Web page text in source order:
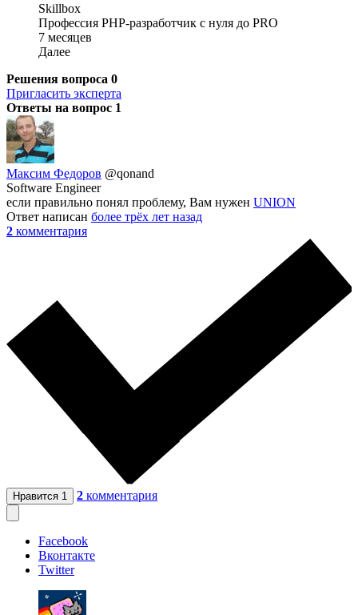
Skillbox
Профессия PHP-разработчик с нуля до PRO
7 месяцев
Далее
Решения вопроса 0
Пригласить эксперта
Ответы на вопрос 1
Максим Федоров @qonand
Software Engineer
если правильно понял проблему, Вам нужен UNION
Ответ написан более трёх лет назад
2 комментария
Нравится 1 2 комментария
Facebook
Вконтакте
Twitter